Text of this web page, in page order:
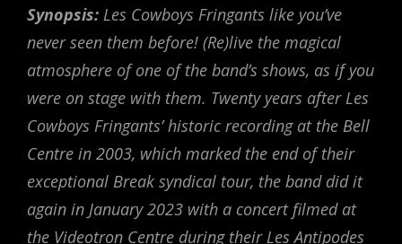
Synopsis: Les Cowboys Fringants like you’ve
never seen them before! (Re)live the magical
atmosphere of one of the band’s shows, as if you
were on stage with them. Twenty years after Les
Cowboys Fringants’ historic recording at the Bell
Centre in 2003, which marked the end of their
exceptional Break syndical tour, the band did it
again in January 2023 with a concert filmed at
the Videotron Centre during their Les Antipodes